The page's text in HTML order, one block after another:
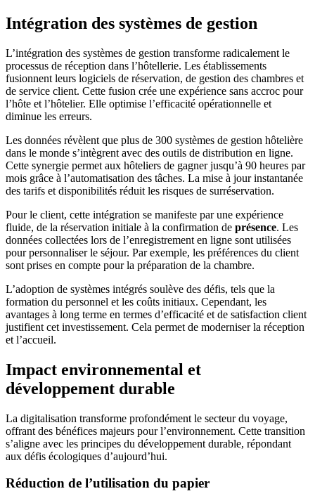
Intégration des systèmes de gestion
L’intégration des systèmes de gestion transforme radicalement le
processus de réception dans l’hôtellerie. Les établissements
fusionnent leurs logiciels de réservation, de gestion des chambres et
de service client. Cette fusion crée une expérience sans accroc pour
l’hôte et l’hôtelier. Elle optimise l’efficacité opérationnelle et
diminue les erreurs.
Les données révèlent que plus de 300 systèmes de gestion hôtelière
dans le monde s’intègrent avec des outils de distribution en ligne.
Cette synergie permet aux hôteliers de gagner jusqu’à 90 heures par
mois grâce à l’automatisation des tâches. La mise à jour instantanée
des tarifs et disponibilités réduit les risques de surréservation.
Pour le client, cette intégration se manifeste par une expérience
fluide, de la réservation initiale à la confirmation de présence. Les
données collectées lors de l’enregistrement en ligne sont utilisées
pour personnaliser le séjour. Par exemple, les préférences du client
sont prises en compte pour la préparation de la chambre.
L’adoption de systèmes intégrés soulève des défis, tels que la
formation du personnel et les coûts initiaux. Cependant, les
avantages à long terme en termes d’efficacité et de satisfaction client
justifient cet investissement. Cela permet de moderniser la réception
et l’accueil.
Impact environnemental et
développement durable
La digitalisation transforme profondément le secteur du voyage,
offrant des bénéfices majeurs pour l’environnement. Cette transition
s’aligne avec les principes du développement durable, répondant
aux défis écologiques d’aujourd’hui.
Réduction de l’utilisation du papier